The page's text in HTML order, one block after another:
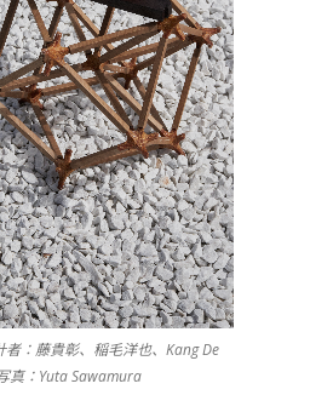
：藤貴彰、稲毛洋也、Kang De
：Yuta Sawamura